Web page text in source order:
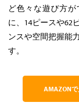
ど色々な遊び方
に、14ピースや62
ンスや空間把握能
す。
AMAZON